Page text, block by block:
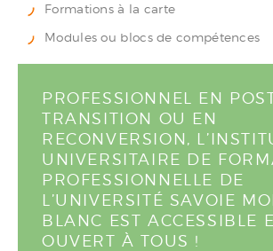
Formations à la carte
Modules ou blocs de compétences
PROFESSIONNEL EN
TRANSITION OU EN
RECONVERSION,
UNIVERSITAIRE DE
PROFESSIONNELLE DE
L’UNIVERSITÉ SAVOIE
BLANC EST ACCESSIBLE
OUVERT À TOUS !